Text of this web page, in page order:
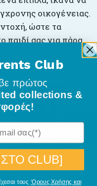
οικογένειας.
ώστε τα
παιδί σας για πάρα,
Club
πρώτος
collections &
CLUB]
τους ‘Ορους Χρήσης και